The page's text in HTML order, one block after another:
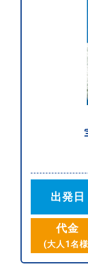
出発日
代金
(大人1名